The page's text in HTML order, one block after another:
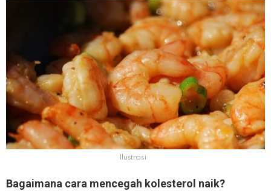
Ilustrasi
Bagaimana cara mencegah kolesterol naik?